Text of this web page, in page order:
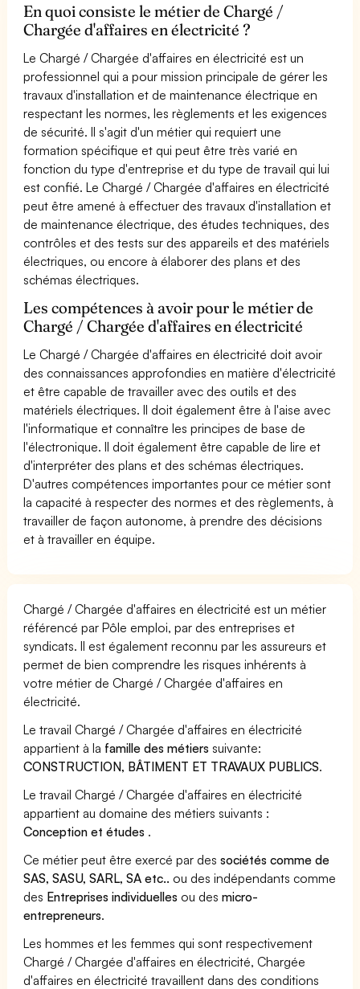
En quoi consiste le métier de Chargé /
Chargée d'affaires en électricité ?
Le Chargé / Chargée d'affaires en électricité est un
professionnel qui a pour mission principale de gérer les
travaux d'installation et de maintenance électrique en
respectant les normes, les règlements et les exigences
de sécurité. Il s'agit d'un métier qui requiert une
formation spécifique et qui peut être très varié en
fonction du type d'entreprise et du type de travail qui lui
est confié. Le Chargé / Chargée d'affaires en électricité
peut être amené à effectuer des travaux d'installation et
de maintenance électrique, des études techniques, des
contrôles et des tests sur des appareils et des matériels
électriques, ou encore à élaborer des plans et des
schémas électriques.
Les compétences à avoir pour le métier de
Chargé / Chargée d'affaires en électricité
Le Chargé / Chargée d'affaires en électricité doit avoir
des connaissances approfondies en matière d'électricité
et être capable de travailler avec des outils et des
matériels électriques. Il doit également être à l'aise avec
l'informatique et connaître les principes de base de
l'électronique. Il doit également être capable de lire et
d'interpréter des plans et des schémas électriques.
D'autres compétences importantes pour ce métier sont
la capacité à respecter des normes et des règlements, à
travailler de façon autonome, à prendre des décisions
et à travailler en équipe.
Chargé / Chargée d'affaires en électricité est un métier
référencé par Pôle emploi, par des entreprises et
syndicats. Il est également reconnu par les assureurs et
permet de bien comprendre les risques inhérents à
votre métier de Chargé / Chargée d'affaires en
électricité.
Le travail Chargé / Chargée d'affaires en électricité
appartient à la famille des métiers suivante:
CONSTRUCTION, BÂTIMENT ET TRAVAUX PUBLICS.
Le travail Chargé / Chargée d'affaires en électricité
appartient au domaine des métiers suivants :
Conception et études .
Ce métier peut être exercé par dessociétés comme de
SAS, SASU, SARL, SA etc.. ou des indépendants comme
des Entreprises individuelles ou desmicro-
entrepreneurs.
Les hommes et les femmes qui sont respectivement
Chargé / Chargée d'affaires en électricité, Chargée
d'affaires en électricité travaillent dans des conditions